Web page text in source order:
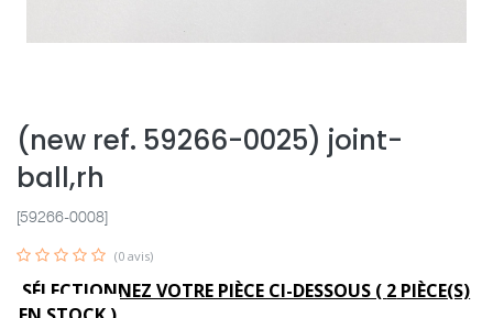
(new ref. 59266-0025) joint-
ball,rh
[59266-0008]
(0 avis)
SÉLECTIONNEZ VOTRE PIÈCE CI-DESSOUS ( 2 PIÈCE(S)